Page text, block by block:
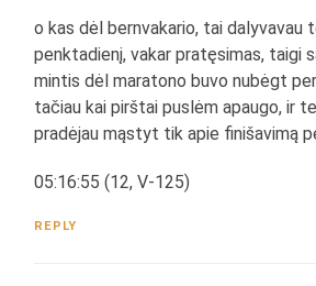
o kas dėl bernvakario, tai dalyvavau
penktadienį, vakar pratęsimas, taigi
mintis dėl maratono buvo nubėgt
tačiau kai pirštai puslėm apaugo, ir
pradėjau mąstyt tik apie finišavimą
05:16:55 (12, V-125)
REPLY